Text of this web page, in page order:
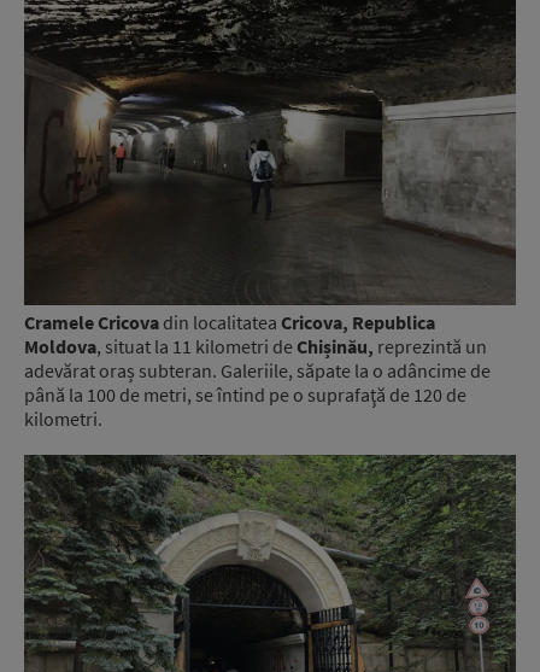
Cramele Cricova din localitatea Cricova, Republica
Moldova, situat la 11 kilometri de Chișinău, reprezintă un
adevărat oraș subteran. Galeriile, săpate la o adâncime de
până la 100 de metri, se întind pe o suprafaţă de 120 de
kilometri.